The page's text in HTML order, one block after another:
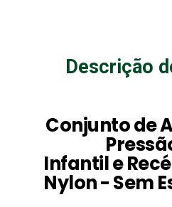
Descrição
Conjunto de
Infantil e
Nylon - Sem